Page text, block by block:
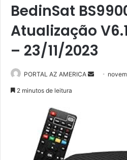
BedinSat
Atualização
– 23/11/2023
PORTAL AZ AMERICA
2 minutos de leitura